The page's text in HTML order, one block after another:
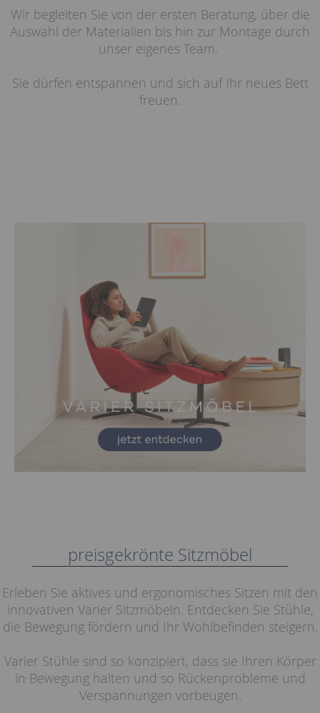
Wir begleiten Sie von der ersten Beratung, über die
Auswahl der Materialien bis hin zur Montage durch
unser eigenes Team.
Sie dürfen entspannen und sich auf Ihr neues Bett
freuen.
preisgekrönte Sitzmöbel
Erleben Sie aktives und ergonomisches Sitzen mit den
innovativen Varier Sitzmöbeln. Entdecken Sie Stühle,
die Bewegung fördern und Ihr Wohlbefinden steigern.
Varier Stühle sind so konzipiert, dass sie Ihren Körper
in Bewegung halten und so Rückenprobleme und
Verspannungen vorbeugen.